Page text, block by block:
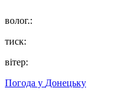
волог.:
тиск:
вітер:
Погода у Донецьку